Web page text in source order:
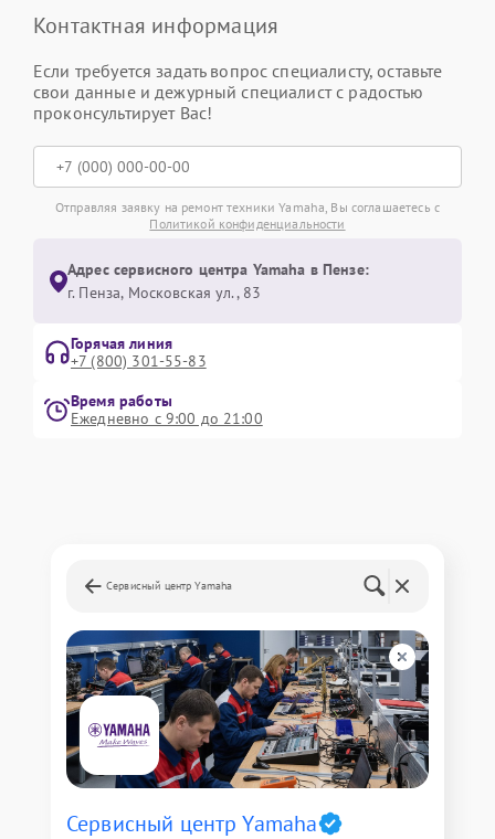
Контактная информация
Если требуется задать вопрос специалисту, оставьте
свои данные и дежурный специалист с радостью
проконсультирует Вас!
Отправляя заявку на ремонт техники Yamaha, Вы соглашаетесь с
Политикой конфиденциальности
Адрес сервисного центра Yamaha в Пензе:
г. Пенза, Московская ул., 83
Горячая линия
+7 (800) 301-55-83
Время работы
Ежедневно с 9:00 до 21:00
Сервисный центр Yamaha
Сервисный центр Yamaha